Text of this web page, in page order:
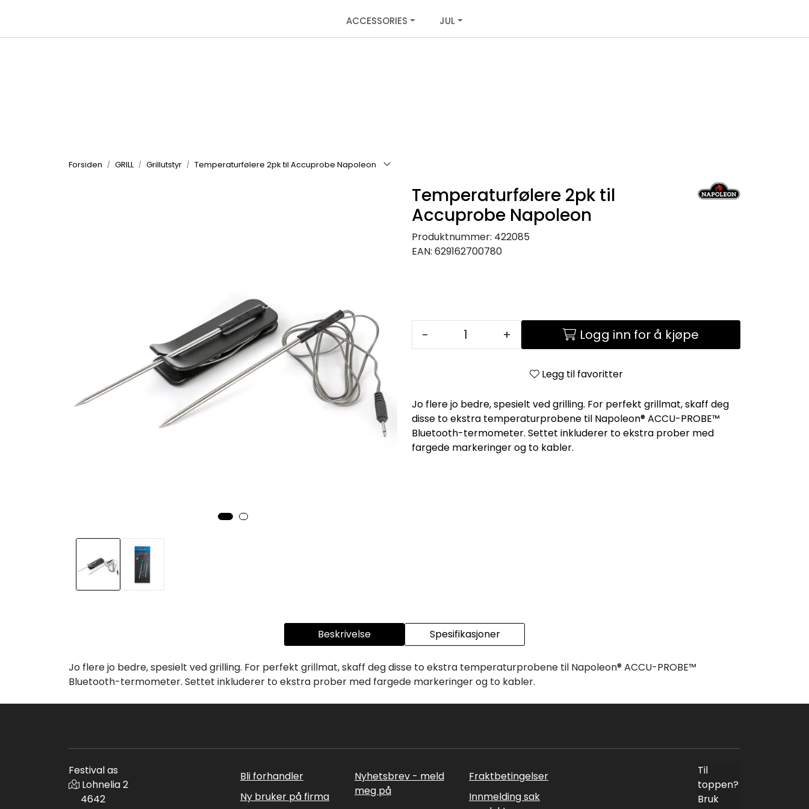
ACCESSORIES JUL
Forsiden GRILL Grillutstyr Temperaturfølere 2pk til Accuprobe Napoleon
Temperaturfølere 2pk til
Accuprobe Napoleon
Produktnummer: 422085
EAN: 629162700780
- + Logg inn for å kjøpe
Legg til favoritter
Jo flere jo bedre, spesielt ved grilling. For perfekt grillmat, skaff deg
disse to ekstra temperaturprobene til Napoleon® ACCU-PROBE™
Bluetooth-termometer. Settet inkluderer to ekstra prober med
fargede markeringer og to kabler.
Beskrivelse Spesifikasjoner
Jo flere jo bedre, spesielt ved grilling. For perfekt grillmat, skaff deg disse to ekstra temperaturprobene til Napoleon® ACCU-PROBE™
Bluetooth-termometer. Settet inkluderer to ekstra prober med fargede markeringer og to kabler.
Festival as
Lohnelia 2
4642
Bli forhandler
Ny bruker på firma
Nyhetsbrev - meld
meg på
Fraktbetingelser
Innmelding sak
Til
toppen?
Bruk